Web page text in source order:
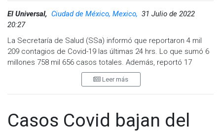
El Universal, Ciudad de México, Mexico, 31 Julio de 2022
20:27
La Secretaría de Salud (SSa) informó que reportaron 4 mil
209 contagios de Covid-19 las últimas 24 hrs. Lo que sumó 6
millones 758 mil 656 casos totales. Además, reportó 17
muertes por la enfermedad lo que acumuló 327 mil 730
estimados por los grupos de edad seleccionados y semanas
epidemiológicas del 2020, 2021 y 2022, en las últimas cinco
Leer más
Casos Covid bajan del